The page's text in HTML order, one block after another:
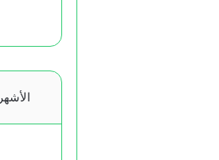
الأشهر